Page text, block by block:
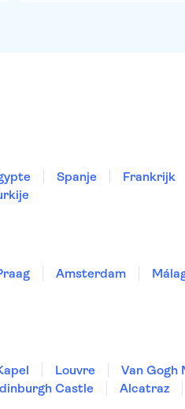
Spanje Frankrijk
Amsterdam
Louvre Van Gogh
Castle Alcatraz